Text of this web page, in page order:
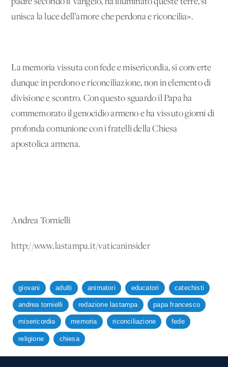
unisca la luce dell’amore che perdona e riconcilia».
La memoria vissuta con fede e misericordia, si converte
dunque in perdono e riconciliazione, non in elemento di
divisione e scontro. Con questo sguardo il Papa ha
commemorato il genocidio armeno e ha vissuto giorni di
profonda comunione con i fratelli della Chiesa
apostolica armena.
Andrea Tornielli
http://www.lastampa.it/vaticaninsider
giovani adulti animatori educatori catechisti
andrea tornielli redazione lastampa papa francesco
misericordia memoria riconciliazione fede
religione chiesa